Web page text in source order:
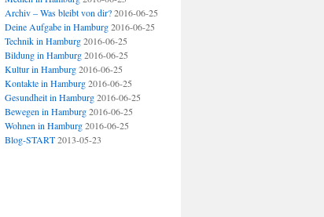
Archiv – Was bleibt von dir? 2016-06-25
Deine Aufgabe in Hamburg 2016-06-25
Technik in Hamburg 2016-06-25
Bildung in Hamburg 2016-06-25
Kultur in Hamburg 2016-06-25
Kontakte in Hamburg 2016-06-25
Gesundheit in Hamburg 2016-06-25
Bewegen in Hamburg 2016-06-25
Wohnen in Hamburg 2016-06-25
Blog-START 2013-05-23